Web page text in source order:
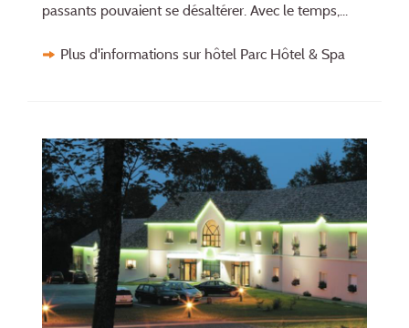
passants pouvaient se désal­térer. Avec le temps,...
Plus d'informations sur hôtel Parc Hôtel & Spa